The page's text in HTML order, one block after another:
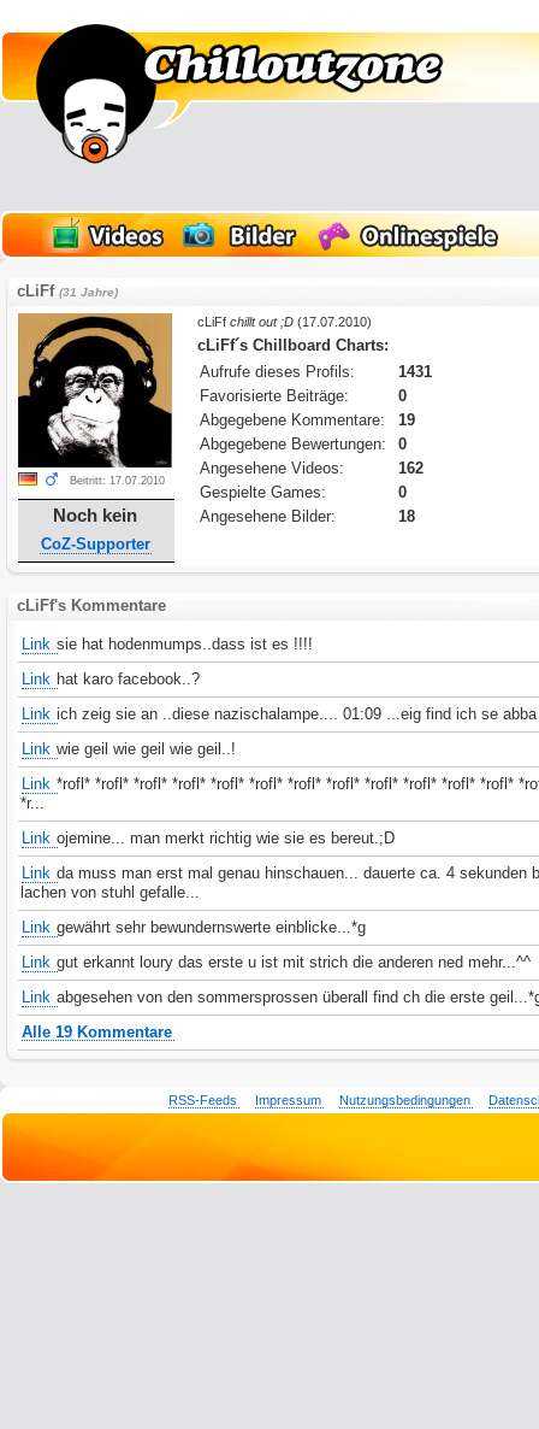
cLiFf(31 Jahre)
Beitritt: 17.07.2010
Noch kein
CoZ-Supporter
cLiFfchillt out ;D (17.07.2010)
cLiFf´s Chillboard Charts:
Aufrufe dieses Profils:
1431
Favorisierte Beiträge:
0
Abgegebene Kommentare:
19
Abgegebene Bewertungen:
0
Angesehene Videos:
162
Gespielte Games:
0
Angesehene Bilder:
18
cLiFf's Kommentare
Link sie hat hodenmumps..dass ist es !!!!
Link hat karo facebook..?
Link ich zeig sie an ..diese nazischalampe.... 01:09 ...eig find ich se
Link wie geil wie geil wie geil..!
Link *rofl* *rofl* *rofl* *rofl* *rofl* *rofl* *rofl* *rofl* *rofl* *rofl* *rofl* *rofl*
*r...
Link ojemine... man merkt richtig wie sie es bereut.;D
Link da muss man erst mal genau hinschauen... dauerte ca. 4 sekunden
lachen von stuhl gefalle...
Link gewährt sehr bewundernswerte einblicke...*g
Link gut erkannt loury das erste u ist mit strich die anderen ned mehr...^^
Link abgesehen von den sommersprossen überall find ch die erste
Alle 19 Kommentare
RSS-Feeds Impressum Nutzungsbedingungen